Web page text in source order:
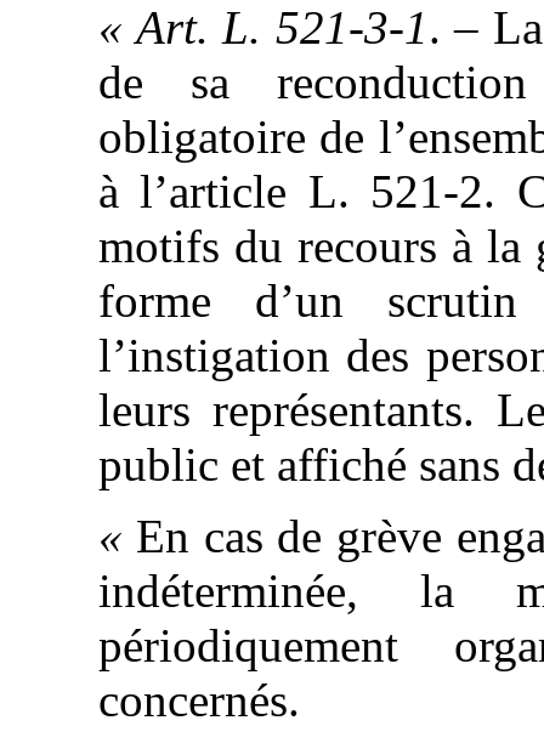
« Art. L. 521-3-1. –
de sa
obligatoire de
à l’article L. 521-2.
motifs du recours à la
forme d’un
l’instigation des
leurs représentants.
public et affiché sans
« En cas de grève
indéterminée, la
périodiquement
concernés.